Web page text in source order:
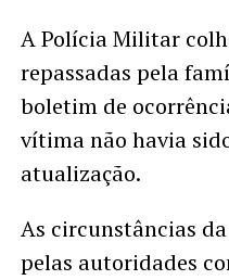
A Polícia Militar
repassadas pela
boletim de
vítima não havia
atualização.
As circunstâncias
pelas autoridades